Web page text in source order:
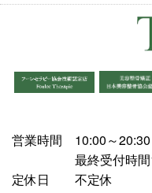
営業時間
10:00～
最終受付時間
定休日
不定休